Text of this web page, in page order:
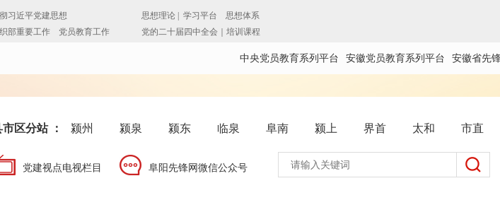
中央党员教育系列平台 安徽党员教育系列平台 安徽省先
市区分站 ： 颍州 颍泉 颍东 临泉 阜南 颍上 界首 太和 市直
党建视点电视栏目 阜阳先锋网微信公众号